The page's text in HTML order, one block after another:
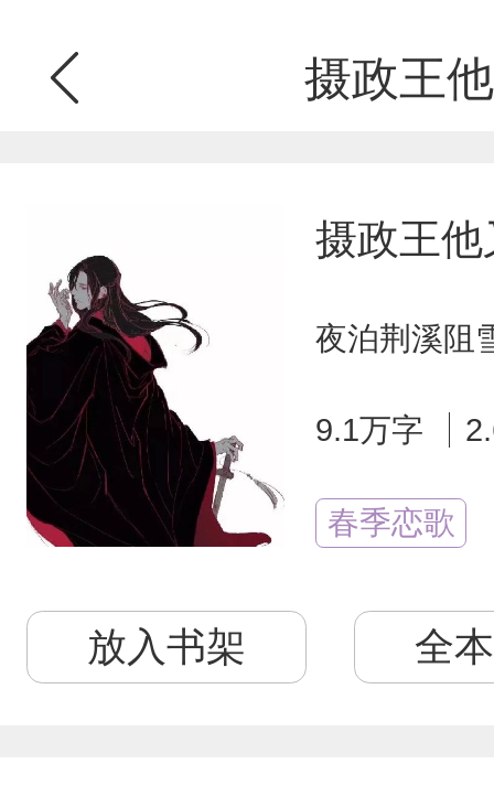
摄政王
摄政王
夜泊荆溪阻
9.1万字
春季恋歌
放入书架 全